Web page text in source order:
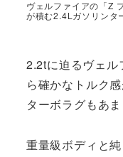
ヴェルファイアの「Z
が積む2.4Lガソリンタ
2.2tに迫るヴェル
ら確かなトルク
ターボラグもあ
重量級ボディと純